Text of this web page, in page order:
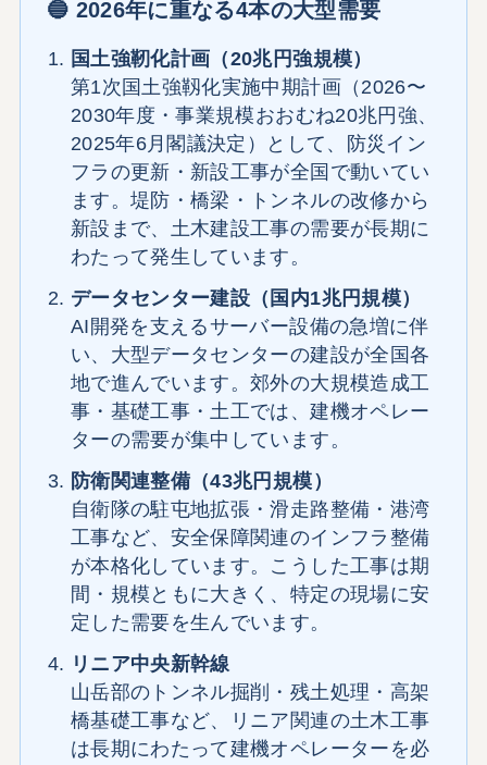
🔵 2026年に重なる4本の大型需要
国土強靭化計画（20兆円強規模）
第1次国土強靱化実施中期計画（2026〜
2030年度・事業規模おおむね20兆円強、
2025年6月閣議決定）として、防災イン
フラの更新・新設工事が全国で動いてい
ます。堤防・橋梁・トンネルの改修から
新設まで、土木建設工事の需要が長期に
わたって発生しています。
データセンター建設（国内1兆円規模）
AI開発を支えるサーバー設備の急増に伴
い、大型データセンターの建設が全国各
地で進んでいます。郊外の大規模造成工
事・基礎工事・土工では、建機オペレー
ターの需要が集中しています。
防衛関連整備（43兆円規模）
自衛隊の駐屯地拡張・滑走路整備・港湾
工事など、安全保障関連のインフラ整備
が本格化しています。こうした工事は期
間・規模ともに大きく、特定の現場に安
定した需要を生んでいます。
リニア中央新幹線
山岳部のトンネル掘削・残土処理・高架
橋基礎工事など、リニア関連の土木工事
は長期にわたって建機オペレーターを必